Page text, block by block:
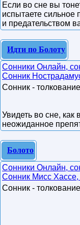
Если во сне вы
испытаете сильное
и предательством
Идти по Болоту
Сонники Онлайн,
Сонник
Сонник -
Увидеть во сне, как
неожиданное
Болото
Сонники Онлайн,
Сонник Мисс
Сонник -